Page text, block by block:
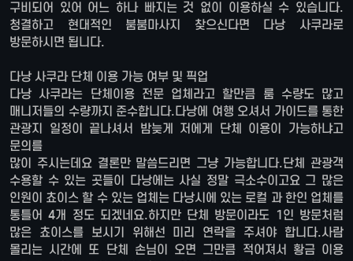
구비되어 있어 어느 하나 빠지는 것 없이 이용하실 수 있습니다.
청결하고 현대적인 붐붐마사지 찾으신다면 다낭 사쿠라로
방문하시면 됩니다.
다낭 사쿠라 단체 이용 가능 여부 및 픽업
다낭 사쿠라는 단체이용 전문 업체라고 할만큼 룸 수량도 많고
매니저들의 수량까지 준수합니다.다낭에 여행 오셔서 가이드를 통한
관광지 일정이 끝나셔서 밤늦게 저에게 단체 이용이 가능하냐고
문의를
많이 주시는데요 결론만 말씀드리면 그냥 가능합니다.단체 관광객
수용할 수 있는 곳들이 다낭에는 사실 정말 극소수이고요 그 많은
인원이 쵸이스 할 수 있는 업체는 다낭시에 있는 로컬 과 한인 업체를
통틀어 4개 정도 되겠네요.하지만 단체 방문이라도 1인 방문처럼
많은 쵸이스를 보시기 위해선 미리 연락을 주셔야 합니다.사람
몰리는 시간에 또 단체 손님이 오면 그만큼 적어져서 황금 이용